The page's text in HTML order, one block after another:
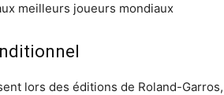
meilleurs joueurs mondiaux
lors des éditions de Roland-